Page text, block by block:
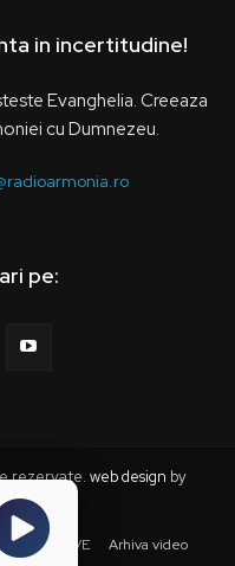
in incertitudine!
Evanghelia. Creeaza
cu Dumnezeu.
pe:
rezervate. web design by
Stiri LIVE Arhiva video